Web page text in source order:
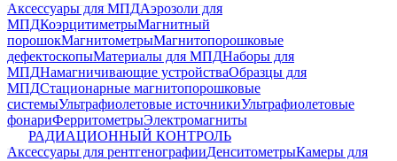
Аксессуары для МПДАэрозоли для
МПДКоэрцитиметрыМагнитный
порошокМагнитометрыМагнитопорошковые
дефектоскопыМатериалы для МПДНаборы для
МПДНамагничивающие устройстваОбразцы для
МПДСтационарные магнитопорошковые
системыУльтрафиолетовые источникиУльтрафиолетовые
фонариФерритометрыЭлектромагниты
РАДИАЦИОННЫЙ КОНТРОЛЬ
Аксессуары для рентгенографииДенситометрыКамеры для